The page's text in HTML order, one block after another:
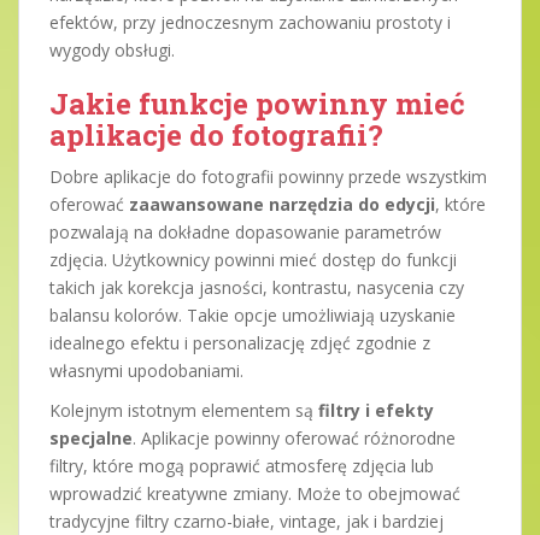
efektów, przy jednoczesnym zachowaniu prostoty i
wygody obsługi.
Jakie funkcje powinny mieć
aplikacje do fotografii?
Dobre aplikacje do fotografii powinny przede wszystkim
oferować zaawansowane narzędzia do edycji, które
pozwalają na dokładne dopasowanie parametrów
zdjęcia. Użytkownicy powinni mieć dostęp do funkcji
takich jak korekcja jasności, kontrastu, nasycenia czy
balansu kolorów. Takie opcje umożliwiają uzyskanie
idealnego efektu i personalizację zdjęć zgodnie z
własnymi upodobaniami.
Kolejnym istotnym elementem są filtry i efekty
specjalne. Aplikacje powinny oferować różnorodne
filtry, które mogą poprawić atmosferę zdjęcia lub
wprowadzić kreatywne zmiany. Może to obejmować
tradycyjne filtry czarno-białe, vintage, jak i bardziej